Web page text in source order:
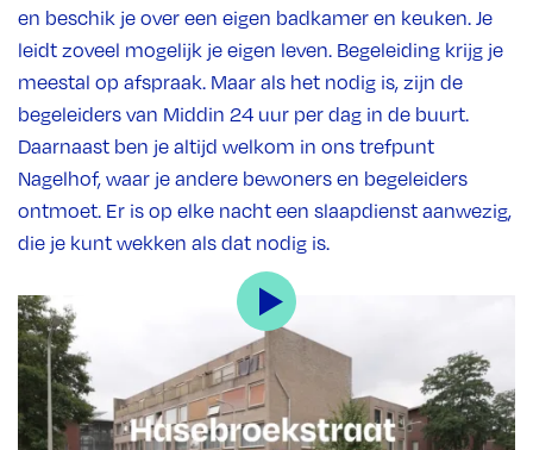
en beschik je over een eigen badkamer en keuken. Je
leidt zoveel mogelijk je eigen leven. Begeleiding krijg je
meestal op afspraak. Maar als het nodig is, zijn de
begeleiders van Middin 24 uur per dag in de buurt.
Daarnaast ben je altijd welkom in ons trefpunt
Nagelhof, waar je andere bewoners en begeleiders
ontmoet. Er is op elke nacht een slaapdienst aanwezig,
die je kunt wekken als dat nodig is.
Hoe ziet de locatie eruit?
De woningen liggen op loopafstand van het openbaar
vervoer, supermarkten en een winkelstraat. Met de bus